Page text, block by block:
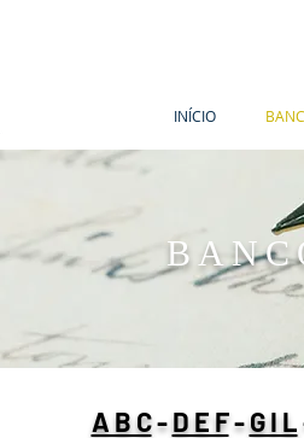
INÍCIO
A B C-D E F-G I L